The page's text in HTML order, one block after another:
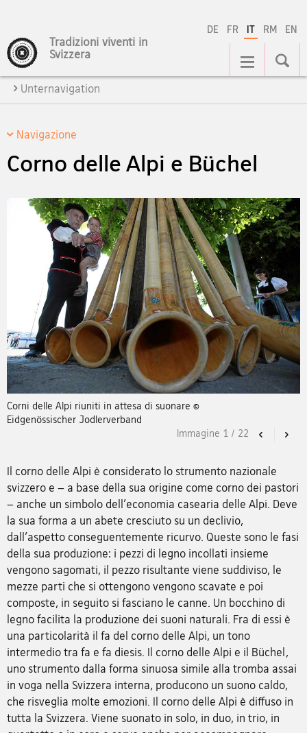
DE FR IT RM EN
Tradizioni viventi in
Svizzera
Navigation
Unternavigation
Navigazione
Corno delle Alpi e Büchel
Corni delle Alpi riuniti in attesa di suonare ©
Eidgenössischer Jodlerverband
Previous
Immagine 1 / 22
Il corno delle Alpi è considerato lo strumento nazionale
svizzero e – a base della sua origine come corno dei pastori
– anche un simbolo dell'economia casearia delle Alpi. Deve
la sua forma a un abete cresciuto su un declivio,
dall'aspetto conseguentemente ricurvo. Queste sono le fasi
della sua produzione: i pezzi di legno incollati insieme
vengono sagomati, il pezzo risultante viene suddiviso, le
mezze parti che si ottengono vengono scavate e poi
composte, in seguito si fasciano le canne. Un bocchino di
legno facilita la produzione dei suoni naturali. Fra di essi è
una particolarità il fa del corno delle Alpi, un tono
intermedio tra fa e fa diesis. Il corno delle Alpi e il Büchel,
uno strumento dalla forma sinuosa simile alla tromba assai
in voga nella Svizzera interna, producono un suono caldo,
che risveglia molte emozioni. Il corno delle Alpi è diffuso in
tutta la Svizzera. Viene suonato in solo, in duo, in trio, in